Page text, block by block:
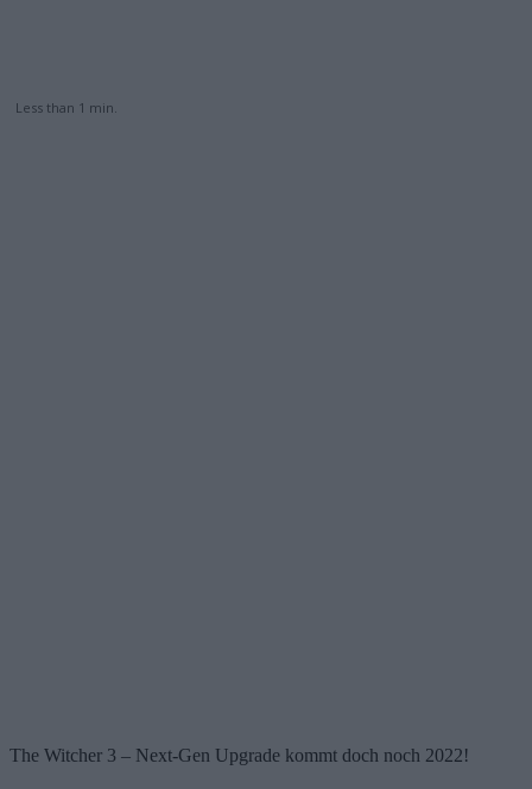
Less than 1 min.
The Witcher 3 – Next-Gen Upgrade kommt doch noch 2022!